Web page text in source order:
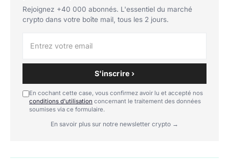
Rejoignez +40 000 abonnés. L'essentiel du marché
crypto dans votre boîte mail, tous les 2 jours.
S'inscrire ›
En cochant cette case, vous confirmez avoir lu et accepté nos
conditions d'utilisation concernant le traitement des données
soumises via ce formulaire.
En savoir plus sur notre newsletter crypto →